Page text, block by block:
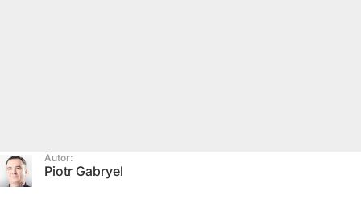
Autor:
Piotr Gabryel